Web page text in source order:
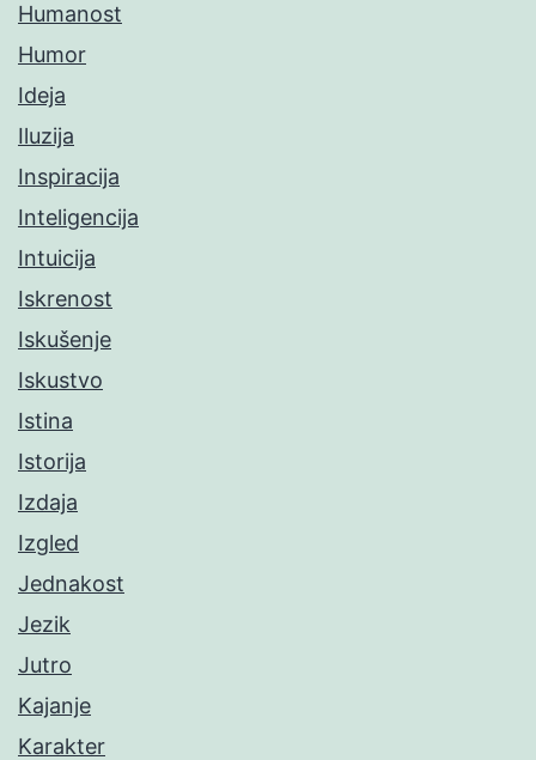
Humanost
Humor
Ideja
Iluzija
Inspiracija
Inteligencija
Intuicija
Iskrenost
Iskušenje
Iskustvo
Istina
Istorija
Izdaja
Izgled
Jednakost
Jezik
Jutro
Kajanje
Karakter